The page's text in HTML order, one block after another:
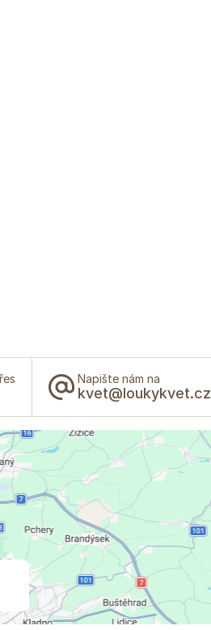
Napište nám na
kvet@loukykvet.cz